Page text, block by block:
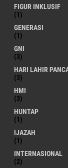
FIGUR INKLUSIF
(1)
GENERASI
(1)
GNI
(3)
HARI LAHIR
(3)
HMI
(3)
HUNTAP
(1)
IJAZAH
(1)
INTERNASIONAL
(2)